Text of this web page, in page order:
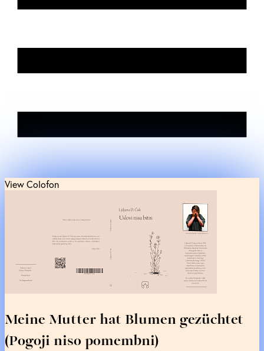
View Colofon
Meine Mutter hat Blumen gezüchtet
(Pogoji niso pomembni)